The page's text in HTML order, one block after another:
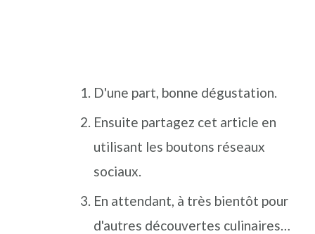
D'une part, bonne dégustation.
Ensuite partagez cet article en
utilisant les boutons réseaux
sociaux.
En attendant, à très bientôt pour
d'autres découvertes culinaires…